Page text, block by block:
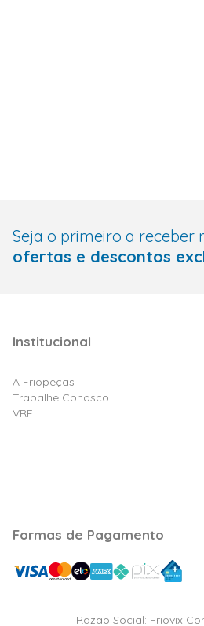
Seja o primeiro a receber
ofertas e descontos
Institucional
A Friopeças
Trabalhe Conosco
VRF
Formas de Pagamento
Razão Social: Friovix